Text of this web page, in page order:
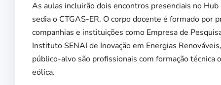
As aulas incluirão dois encontros presenciais no
sedia o CTGAS-ER. O corpo docente é formado por
companhias e instituições como Empresa de
Instituto SENAI de Inovação em Energias
público-alvo são profissionais com formação
eólica.